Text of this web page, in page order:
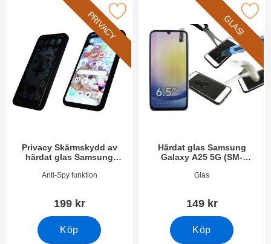
PRIVACY
Privacy Skärmskydd av
härdat glas Samsung
Art. nr 50385Anti-Spy funktion
199 kr
Köp
Skärmskydd av härdat glas Samsung Galaxy A25 5G som
GLAS!
Härdat glas Samsung
Galaxy A25 5G (SM-
Glas
149 kr
Köp
Makera härdat glas Samsung Galaxy